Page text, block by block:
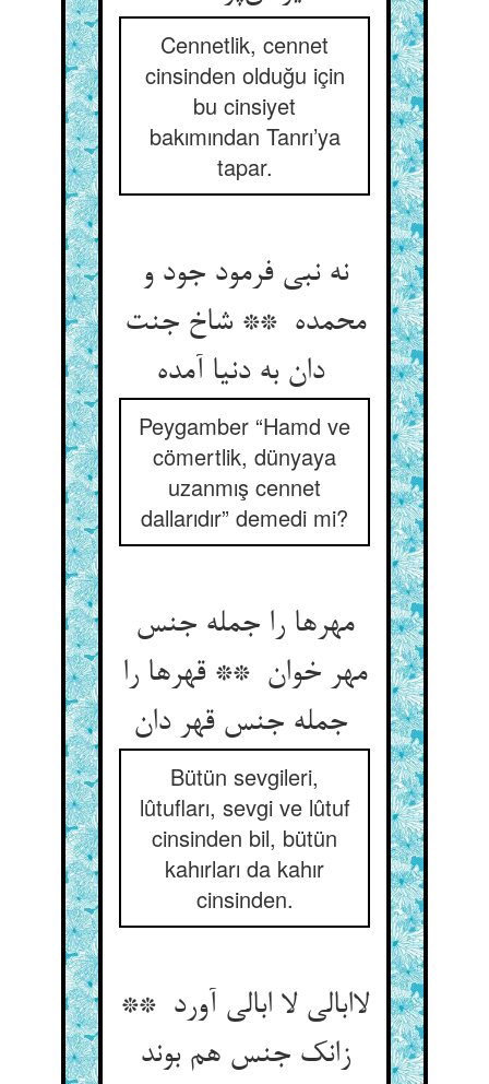
Cennetlik, cennet
cinsinden olduğu için
bu cinsiyet
bakımından Tanrı’ya
tapar.
نه نبی فرمود جود و
محمده ** شاخ جنت
دان به دنیا آمده
Peygamber “Hamd ve
cömertlik, dünyaya
uzanmış cennet
dallarıdır” demedi mi?
مهرها را جمله جنس
مهر خوان ** قهرها را
Bütün sevgileri,
lûtufları, sevgi ve lûtuf
cinsinden bil, bütün
kahırları da kahır
cinsinden.
لاابالی لا ابالی آورد **
زانک جنس هم بوند